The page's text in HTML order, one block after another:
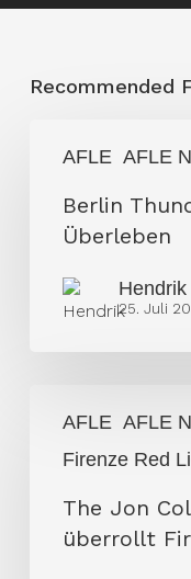
Recommended
AFLE AFLE
Thunder
kämpftBerlin
Überleben
Hendrik
25. Juli
AFLE AFLE
Firenze Red
Cole
Thunder
The Jon
überrollt